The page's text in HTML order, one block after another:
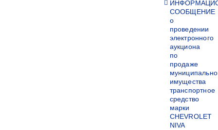
СООБЩЕНИЕ
о
проведении
электронного
аукциона
по
продаже
имущества
транспортное
средство
марки
CHEVROLET
NIVA